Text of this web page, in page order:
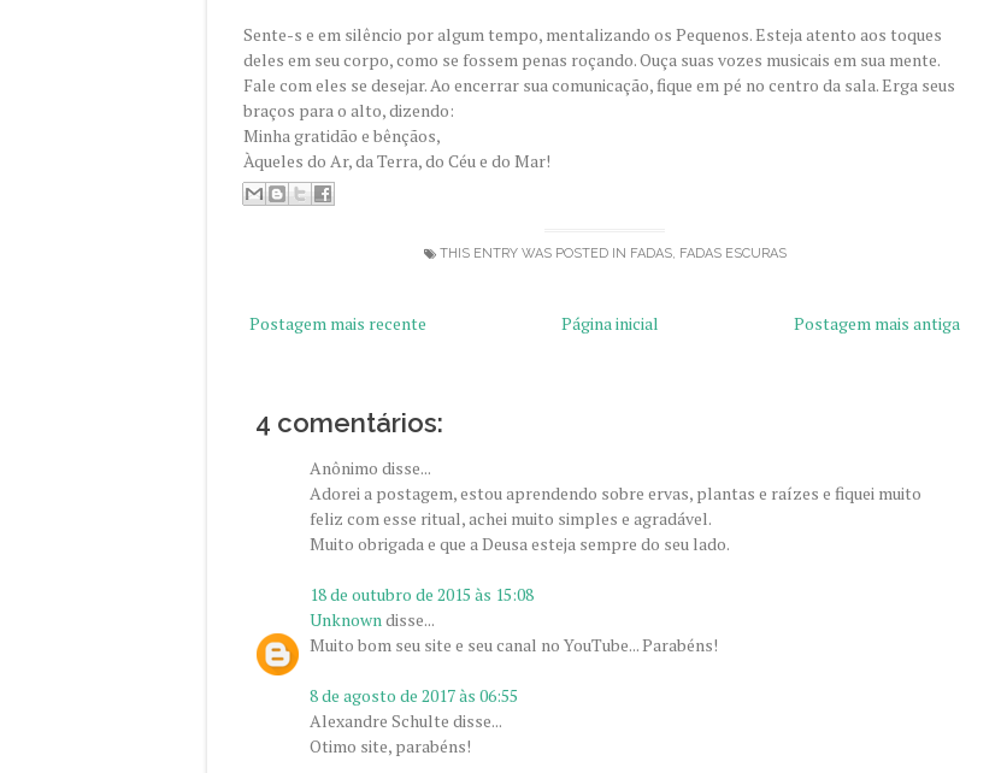
Sente-s e em silêncio por algum tempo, mentalizando os Pequenos. Esteja atento aos toques
deles em seu corpo, como se fossem penas roçando. Ouça suas vozes musicais em sua mente.
Fale com eles se desejar. Ao encerrar sua comunicação, fique em pé no centro da sala. Erga seus
braços para o alto, dizendo:
Minha gratidão e bênçãos,
Àqueles do Ar, da Terra, do Céu e do Mar!
THIS ENTRY WAS POSTED IN FADAS, FADAS ESCURAS
Postagem mais recente Postagem mais antiga
Página inicial
4 comentários:
Anônimo disse...
Adorei a postagem, estou aprendendo sobre ervas, plantas e raízes e fiquei muito
feliz com esse ritual, achei muito simples e agradável.
Muito obrigada e que a Deusa esteja sempre do seu lado.
18 de outubro de 2015 às 15:08
Unknown disse...
Muito bom seu site e seu canal no YouTube... Parabéns!
8 de agosto de 2017 às 06:55
Alexandre Schulte disse...
Otimo site, parabéns!